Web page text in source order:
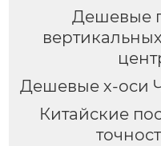
Дешевые
Дешевые х-оси
Китайские